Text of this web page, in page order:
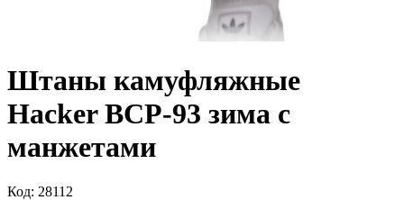
Штаны камуфляжные
Hacker ВСР-93 зима c
манжетами
Код: 28112